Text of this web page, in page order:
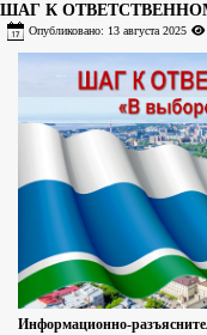
ШАГ К
Опубликовано: 13 августа 2025
Информационно-